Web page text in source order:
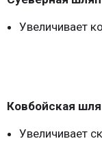
Увеличивает
Ковбойская
Увеличивает